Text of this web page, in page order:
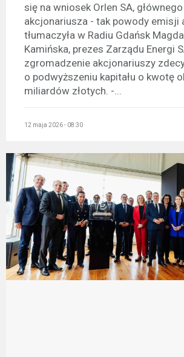
się na wniosek Orlen SA, głównego
akcjonariusza - tak powody emisji
tłumaczyła w Radiu Gdańsk
Kamińska, prezes Zarządu Energi
zgromadzenie akcjonariuszy
o podwyższeniu kapitału o kwotę
miliardów złotych. -...
12 maja 2026 - 08:30